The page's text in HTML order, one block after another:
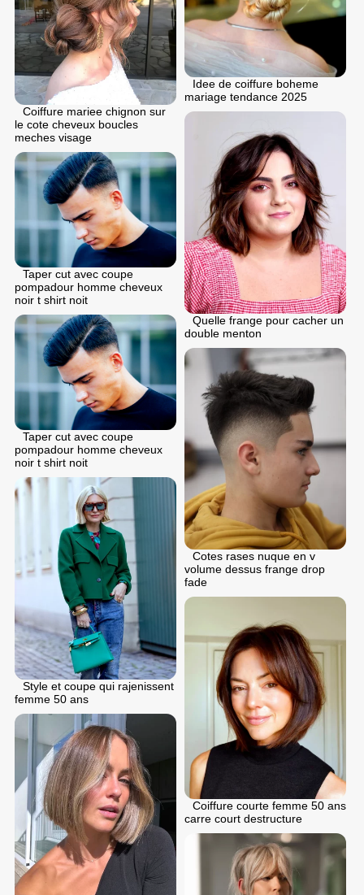
Idee de coiffure boheme
mariage tendance 2025
Coiffure mariee chignon sur
le cote cheveux boucles
meches visage
Quelle frange pour cacher un
double menton
Taper cut avec coupe
pompadour homme cheveux
noir t shirt noit
Taper cut avec coupe
pompadour homme cheveux
noir t shirt noit
Cotes rases nuque en v
volume dessus frange drop
fade
Style et coupe qui rajenissent
femme 50 ans
Coiffure courte femme 50 ans
carre court destructure